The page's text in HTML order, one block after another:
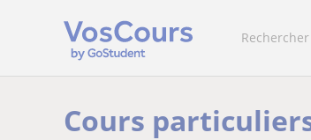
Rechercher
Cours